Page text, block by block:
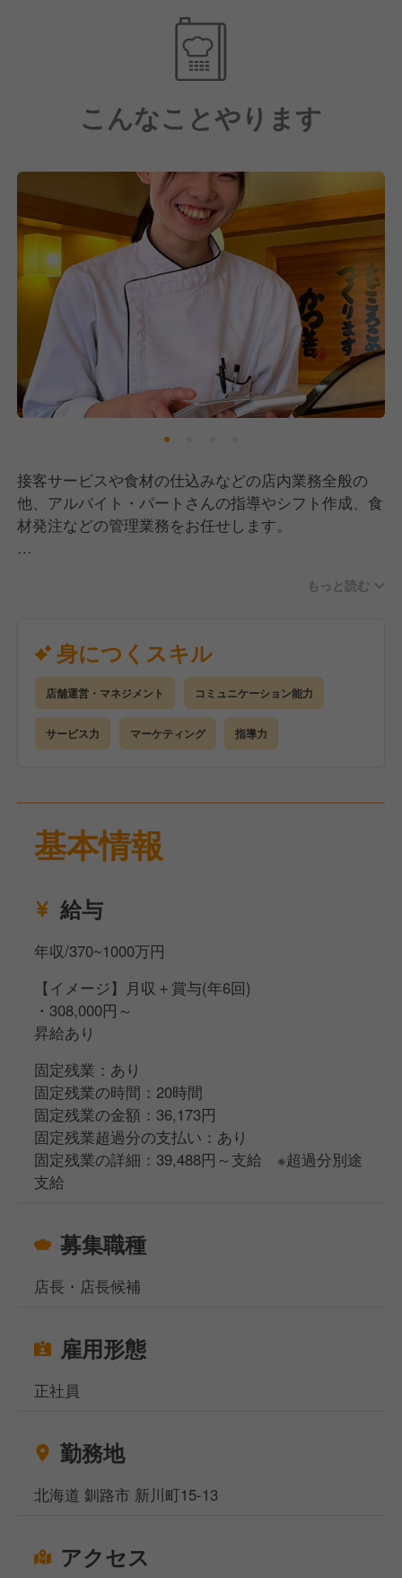
きながら末永く活躍出来ます。
こんなことやります
接客サービスや食材の仕込みなどの店内業務全般の
他、アルバイト・パートさんの指導やシフト作成、食
材発注などの管理業務をお任せします。
《ホール》
お客様のご案内や商品提供、ハンディを使用した注文
取り、片付け、レジ対応など
《キッチン》
揚げ物の調理や盛り付け作業、サイドメニューの調理
もっと読む
身につくスキル
店舗運営・マネジメント コミュニケーション能力
サービス力 マーケティング 指導力
基本情報
給与
年収/370~1000万円
【イメージ】月収＋賞与(年6回)
・308,000円～
昇給あり
固定残業：あり
固定残業の時間：20時間
固定残業の金額：36,173円
固定残業超過分の支払い：あり
固定残業の詳細：39,488円～支給 ※超過分別途
支給
募集職種
店長・店長候補
雇用形態
正社員
勤務地
北海道 釧路市 新川町15-13
アクセス